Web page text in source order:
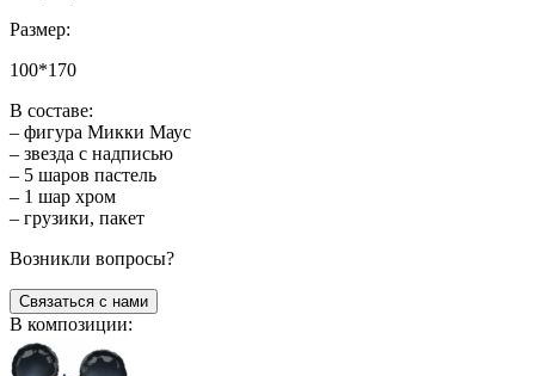
Размер:
100*170
В составе:
– фигура Микки Маус
– звезда с надписью
– 5 шаров пастель
– 1 шар хром
– грузики, пакет
Возникли вопросы?
Связаться с нами
В композиции: